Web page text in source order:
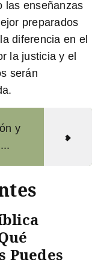
las enseñanzas
preparados
diferencia en el
la justicia y el
serán
y
Puedes